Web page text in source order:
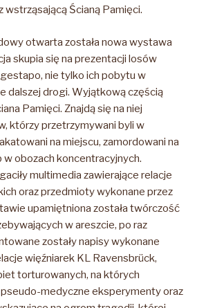
wstrząsającą Ścianą Pamięci.
otwarta została nowa wystawa
skupia się na prezentacji losów
nie tylko ich pobytu w
dalszej drogi. Wyjątkową częścią
Pamięci. Znajdą się na niej
którzy przetrzymywani byli w
na miejscu, zamordowani na
w obozach koncentracyjnych.
multimedia zawierające relacje
oraz przedmioty wykonane przez
upamiętniona została twórczość
w areszcie, po raz
zostały napisy wykonane
więźniarek KL Ravensbrück,
torturowanych, na których
medyczne eksperymenty oraz